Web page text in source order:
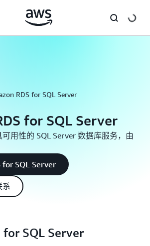
RDS for SQL Server
for SQL Server
用性的 SQL Server 数据库服务，由
for SQL Server
系
for SQL Server